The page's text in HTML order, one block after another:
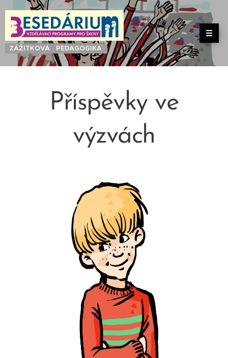
ZÁŽITKOVÁ PEDAGOGIKA
Příspěvky ve
výzvách